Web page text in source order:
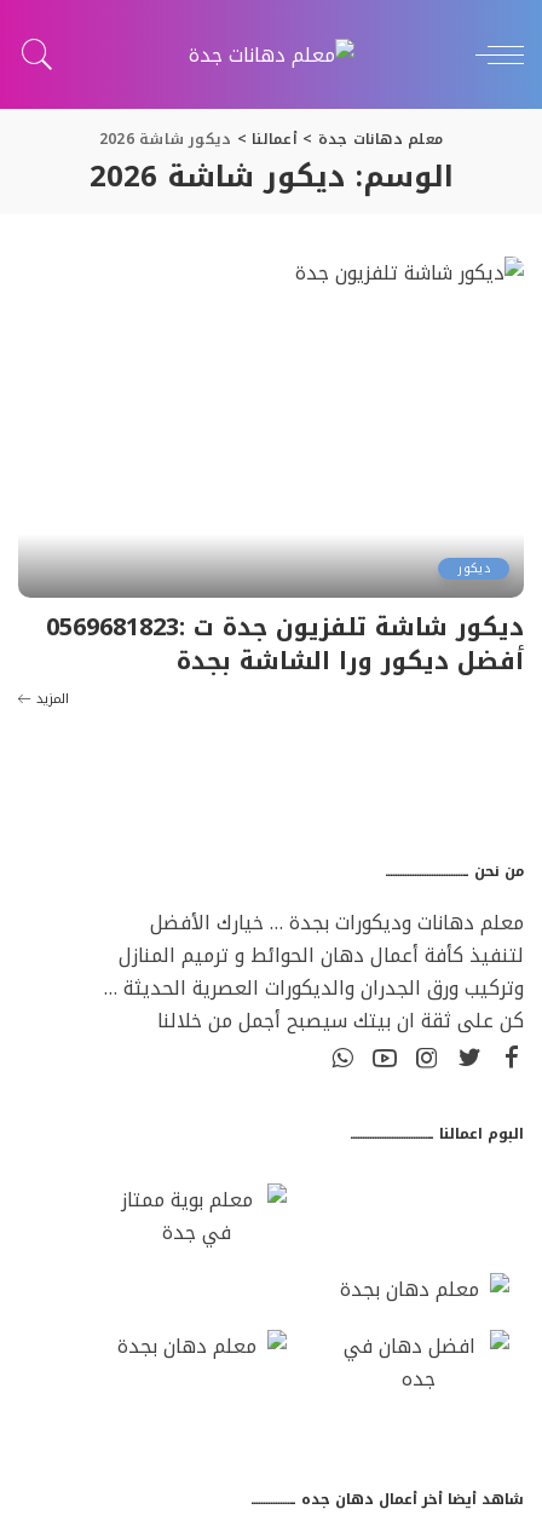
معلم دهانات جدة >أعمالنا > ديكور شاشة 2026
الوسم: ديكور شاشة 2026
ديكور
ديكور شاشة تلفزيون جدة ت :0569681823
أفضل ديكور ورا الشاشة بجدة
المزيد
من نحن ـــــــــــــــــــــــــــــــــ
معلم دهانات وديكورات بجدة … خيارك الأفضل
لتنفيذ كأفة أعمال دهان الحوائط و ترميم المنازل
وتركيب ورق الجدران والديكورات العصرية الحديثة …
كن على ثقة ان بيتك سيصبح أجمل من خلالنا
البوم اعمالنا ـــــــــــــــــــــــــــــــــ
شاهد أيضا أخر أعمال دهان جده ـــــــــــــــــ